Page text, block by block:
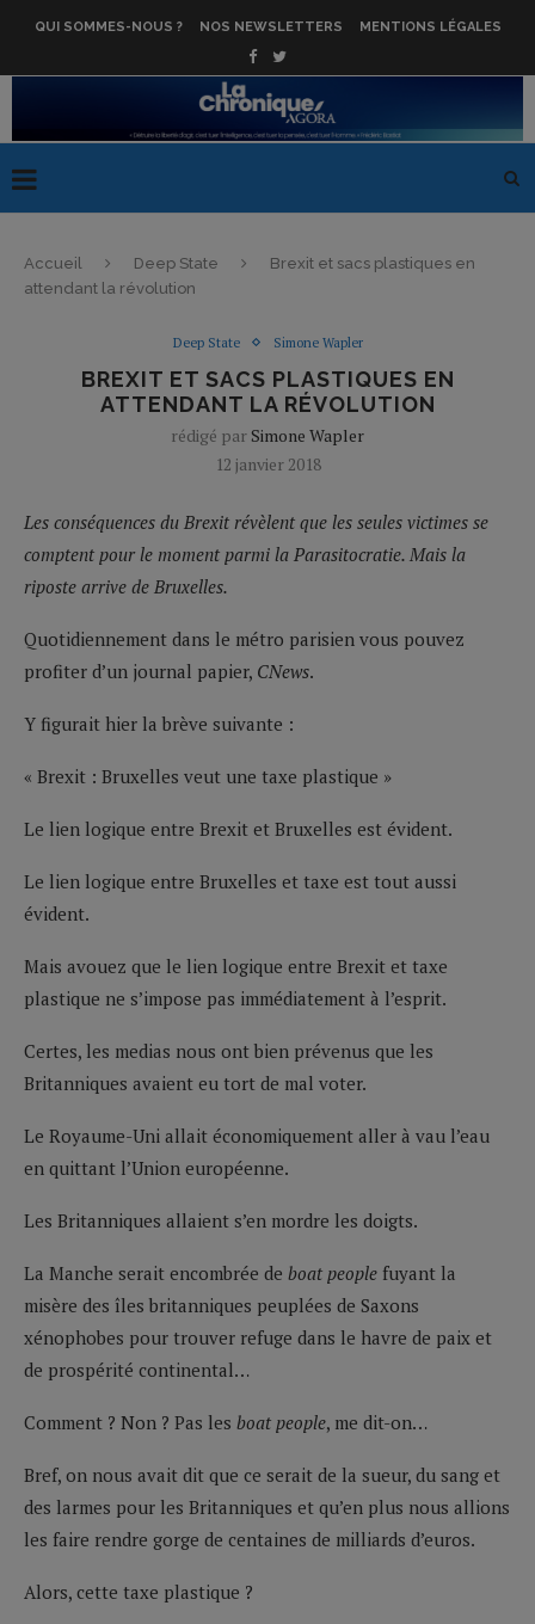
QUI SOMMES-NOUS ? NOS NEWSLETTERS MENTIONS LÉGALES
Accueil Deep State
Brexit et sacs plastiques en
attendant la révolution
Deep State Simone Wapler
BREXIT ET SACS PLASTIQUES EN
ATTENDANT LA RÉVOLUTION
rédigé par Simone Wapler
12 janvier 2018
Les conséquences du Brexit révèlent que les seules victimes se
comptent pour le moment parmi la Parasitocratie. Mais la
riposte arrive de Bruxelles.
Quotidiennement dans le métro parisien vous pouvez
profiter d’un journal papier, CNews.
Y figurait hier la brève suivante :
« Brexit : Bruxelles veut une taxe plastique »
Le lien logique entre Brexit et Bruxelles est évident.
Le lien logique entre Bruxelles et taxe est tout aussi
évident.
Mais avouez que le lien logique entre Brexit et taxe
plastique ne s’impose pas immédiatement à l’esprit.
Certes, les medias nous ont bien prévenus que les
Britanniques avaient eu tort de mal voter.
Le Royaume-Uni allait économiquement aller à vau l’eau
en quittant l’Union européenne.
Les Britanniques allaient s’en mordre les doigts.
La Manche serait encombrée de boat people fuyant la
misère des îles britanniques peuplées de Saxons
xénophobes pour trouver refuge dans le havre de paix et
de prospérité continental…
Comment ? Non ? Pas les boat people, me dit-on…
Bref, on nous avait dit que ce serait de la sueur, du sang et
des larmes pour les Britanniques et qu’en plus nous allions
les faire rendre gorge de centaines de milliards d’euros.
Alors, cette taxe plastique ?